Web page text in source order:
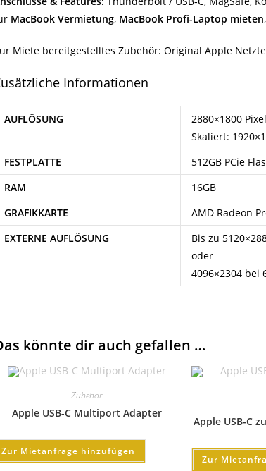
MacBook Vermietung, MacBook Profi-Laptop mieten,
Miete bereitgestelltes Zubehör: Original Apple
Informationen
AUFLÖSUNG
2880×1800
Skaliert:
FESTPLATTE
512GB PCie
RAM
16GB
GRAFIKKARTE
AMD Radeon
EXTERNE AUFLÖSUNG
Bis zu
oder
4096×2304 bei
könnte dir auch gefallen …
Zubehör
Apple USB-C Multiport Adapter
Zur Mietanfrage hinzufügen
Apple USB-C
Zur